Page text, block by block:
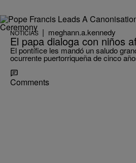
NOTICIAS | meghann.a.kennedy
El papa dialoga con niños
El pontífice les mandó un saludo
ocurrente puertorriqueña de cinco
Comments